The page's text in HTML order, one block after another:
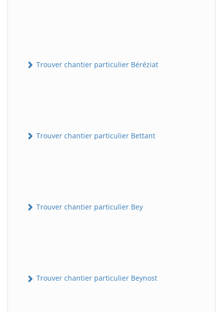
Trouver chantier particulier Béréziat
Trouver chantier particulier Bettant
Trouver chantier particulier Bey
Trouver chantier particulier Beynost